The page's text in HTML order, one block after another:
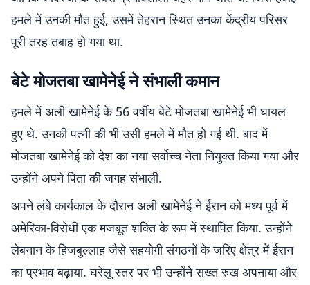
हमले में उनकी मौत हुई, उसमें तेहरान स्थित उनका केंद्रीय परिसर
पूरी तरह तबाह हो गया था.
बेटे मोजतबा खामेनेई ने संभाली कमान
हमले में अली खामेनेई के 56 वर्षीय बेटे मोजतबा खामेनेई भी घायल
हुए थे. उनकी पत्नी की भी उसी हमले में मौत हो गई थी. बाद में
मोजतबा खामेनेई को देश का नया सर्वोच्च नेता नियुक्त किया गया और
उन्होंने अपने पिता की जगह संभाली.
अपने लंबे कार्यकाल के दौरान अली खामेनेई ने ईरान को मध्य पूर्व में
अमेरिका-विरोधी एक मजबूत शक्ति के रूप में स्थापित किया. उन्होंने
लेबनान के हिजबुल्लाह जैसे सहयोगी संगठनों के जरिए क्षेत्र में ईरान
का प्रभाव बढ़ाया. घरेलू स्तर पर भी उन्होंने सख्त रुख अपनाया और